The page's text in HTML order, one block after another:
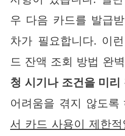
우 다음 카드를 발급
차가 필요합니다. 이
드 잔액 조회 방법 완
청 시기나 조건을 미리
어려움을 겪지 않도록
서 카드 사용이 제한